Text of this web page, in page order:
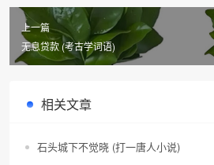
上一篇
无息贷款 (考古学词语)
相关文章
石头城下不觉晓 (打一唐人小说)